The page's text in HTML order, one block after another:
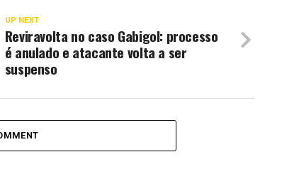
UP NEXT
Reviravolta no caso Gabigol: processo
é anulado e atacante volta a ser
suspenso